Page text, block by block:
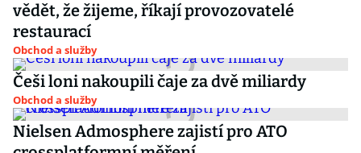
vědět, že žijeme, říkají provozovatelé
restaurací
Obchod a služby
Češi loni nakoupili čaje za dvě miliardy
Obchod a služby
Nielsen Admosphere zajistí pro ATO